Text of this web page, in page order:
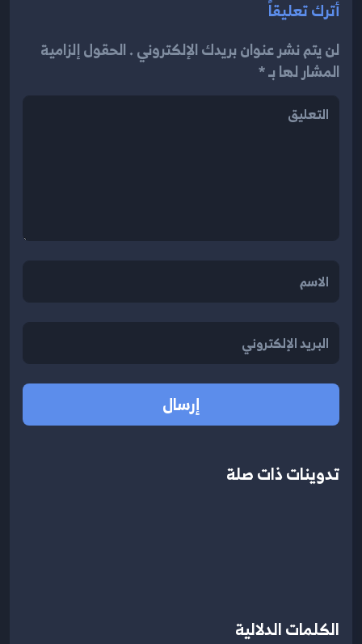
أترك تعليقاً
لن يتم نشر عنوان بريدك الإلكتروني . الحقول إلزامية
المشار لها بـ *
إرسال
تدوينات ذات صلة
الكلمات الدلالية